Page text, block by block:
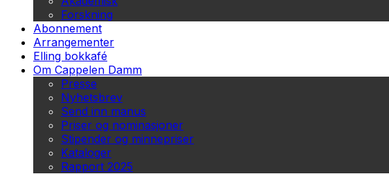
Forskning
Abonnement
Arrangementer
Elling bokkafé
Om Cappelen Damm
Presse
Nyhetsbrev
Send inn manus
Priser og nominasjoner
Stipender og minnepriser
Kataloger
Rapport 2025